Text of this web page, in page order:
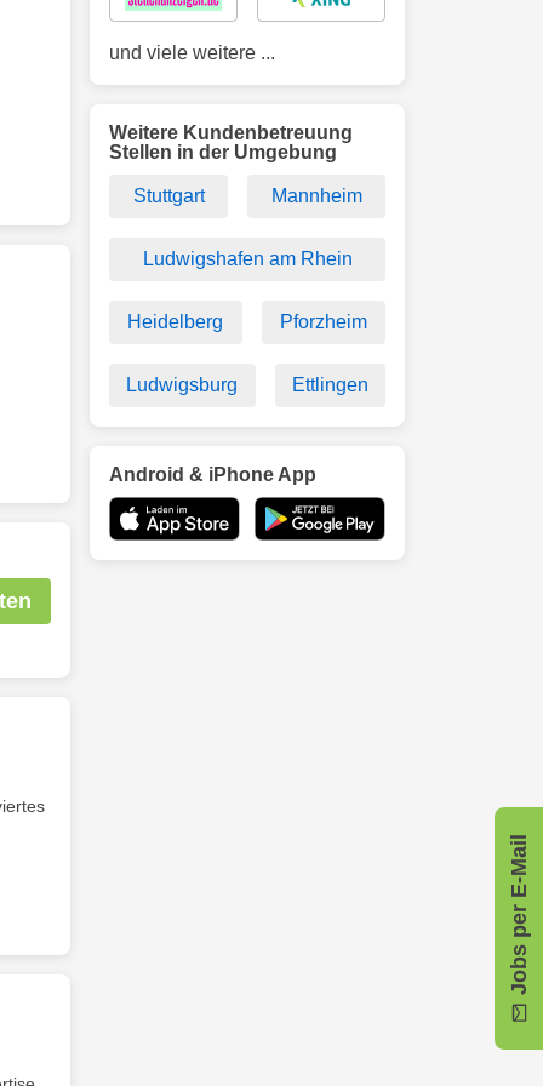
Jobs per E-Mail
und viele weitere ...
Weitere Kundenbetreuung
Stellen in der Umgebung
Stuttgart Mannheim
Ludwigshafen am Rhein
Heidelberg Pforzheim
Ludwigsburg Ettlingen
Android & iPhone App